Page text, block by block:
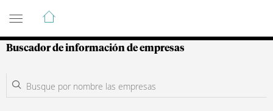
Guía de Empresas Colombianas
Buscador de información de empresas